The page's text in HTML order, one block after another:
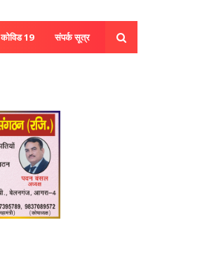
कोविड 19 संपर्क सूत्र